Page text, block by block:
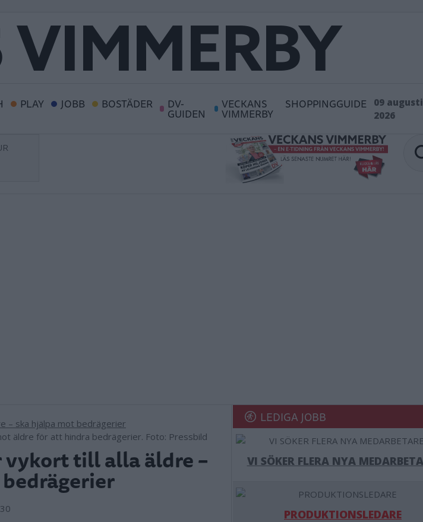
PLAY JOBB BOSTÄDER DV-
GUIDEN
VECKANS
VIMMERBY
SHOPPINGGUIDE
09 augusti
2026
äldre för att hindra bedrägerier. Foto: Pressbild
vykort till alla äldre –
LEDIGA JOBB
VI SÖKER FLERA NYA
PRODUKTIONSLEDARE